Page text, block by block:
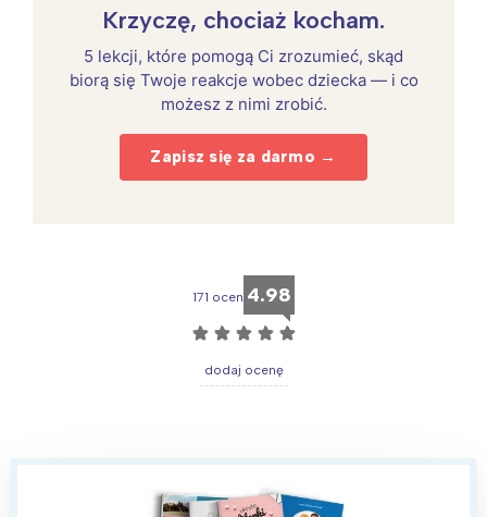
Krzyczę, chociaż kocham.
5 lekcji, które pomogą Ci zrozumieć, skąd
biorą się Twoje reakcje wobec dziecka — i co
możesz z nimi zrobić.
Zapisz się za darmo →
171 ocen 4.98
☆ ☆ ☆ ☆ ☆
dodaj ocenę